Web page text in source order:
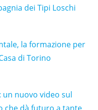
dei Tipi Loschi
la formazione per
di Torino
nuovo video sul